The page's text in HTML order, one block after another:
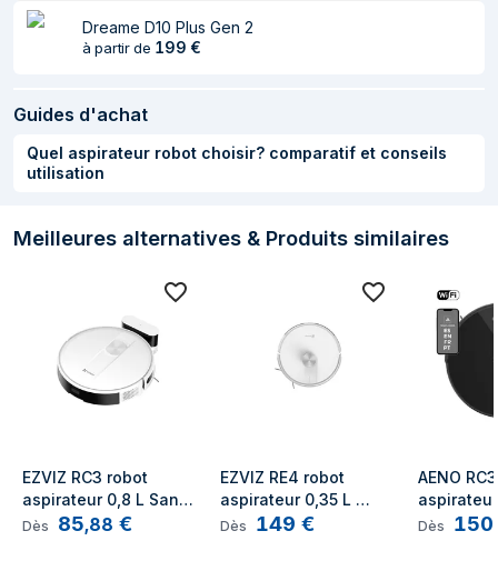
Rond
Télécommandé
représentation / réalisation
poussière (total)
à la station de base
Niveau sonore
(aspirateur)
Nombre d'étapes
de filtration
10
Dreame D10 Plus Gen 2
à partir de 199 €
Guides d'achat
Quel aspirateur robot choisir? comparatif et conseils
utilisation
Meilleures alternatives & Produits similaires
EZVIZ RC3 robot
aspirateur 0,8 L Sans
sac Blanc
Dès 85,88 €
EZVIZ RE4 robot
aspirateur 0,35 L
Sans sac Blanc
Dès 149 €
AENO
Dès 150